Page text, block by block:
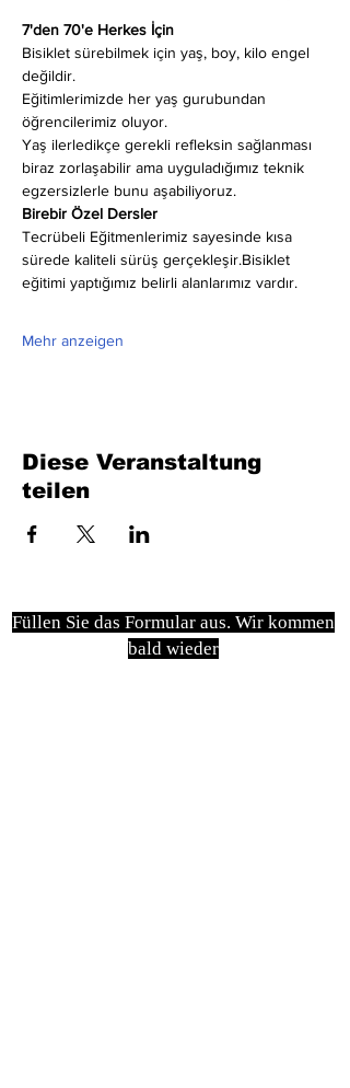
7'den 70'e Herkes İçin
Bisiklet sürebilmek için yaş, boy, kilo engel
değildir.
Eğitimlerimizde her yaş gurubundan
öğrencilerimiz oluyor.
Yaş ilerledikçe gerekli refleksin sağlanması
biraz zorlaşabilir ama uyguladığımız teknik
egzersizlerle bunu aşabiliyoruz.
Birebir Özel Dersler
Tecrübeli Eğitmenlerimiz sayesinde kısa
sürede kaliteli sürüş gerçekleşir.Bisiklet
eğitimi yaptığımız belirli alanlarımız vardır.
Mehr anzeigen
Diese Veranstaltung
teilen
Füllen Sie das Formular aus. Wir kommen
bald wieder